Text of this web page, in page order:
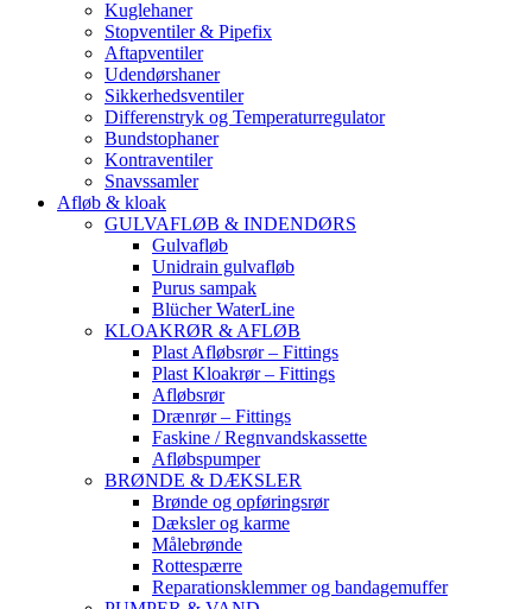
Kuglehaner
Stopventiler & Pipefix
Aftapventiler
Udendørshaner
Sikkerhedsventiler
Differenstryk og Temperaturregulator
Bundstophaner
Kontraventiler
Snavssamler
Afløb & kloak
GULVAFLØB & INDENDØRS
Gulvafløb
Unidrain gulvafløb
Purus sampak
Blücher WaterLine
KLOAKRØR & AFLØB
Plast Afløbsrør – Fittings
Plast Kloakrør – Fittings
Afløbsrør
Drænrør – Fittings
Faskine / Regnvandskassette
Afløbspumper
BRØNDE & DÆKSLER
Brønde og opføringsrør
Dæksler og karme
Målebrønde
Rottespærre
Reparationsklemmer og bandagemuffer